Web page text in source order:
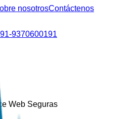
nosotrosContáctenos
9370600191
Web Seguras